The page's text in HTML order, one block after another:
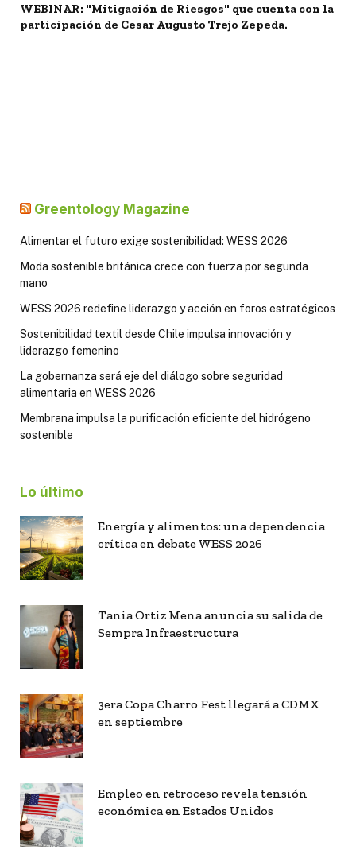
WEBINAR: "Mitigación de Riesgos" que cuenta con la
participación de Cesar Augusto Trejo Zepeda.
Greentology Magazine
Alimentar el futuro exige sostenibilidad: WESS 2026
Moda sostenible británica crece con fuerza por segunda
mano
WESS 2026 redefine liderazgo y acción en foros estratégicos
Sostenibilidad textil desde Chile impulsa innovación y
liderazgo femenino
La gobernanza será eje del diálogo sobre seguridad
alimentaria en WESS 2026
Membrana impulsa la purificación eficiente del hidrógeno
sostenible
Lo último
Energía y alimentos: una dependencia
crítica en debate WESS 2026
Tania Ortiz Mena anuncia su salida de
Sempra Infraestructura
3era Copa Charro Fest llegará a CDMX
en septiembre
Empleo en retroceso revela tensión
económica en Estados Unidos